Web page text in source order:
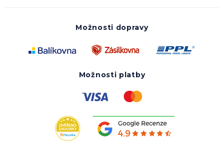
Možnosti dopravy
Možnosti platby